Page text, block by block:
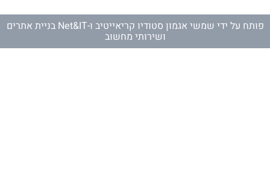
פותח על ידי שמשי אגמון סטודיו קריאייטיב ו- Net&IT בניית אתרים
ושירותי מחשוב